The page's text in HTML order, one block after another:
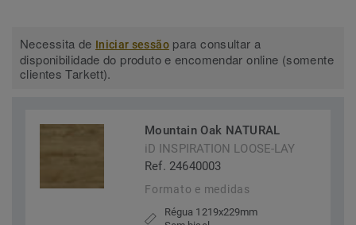
Necessita de Iniciar sessãopara consultar a
disponibilidade do produto e encomendar online (somente
clientes Tarkett).
Mountain Oak NATURAL
iD INSPIRATION LOOSE-LAY
Ref. 24640003
Formato e medidas
Régua 1219x229mm